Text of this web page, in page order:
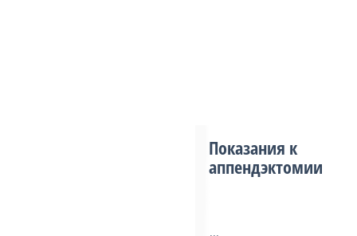
Показания к
аппендэктомии
...